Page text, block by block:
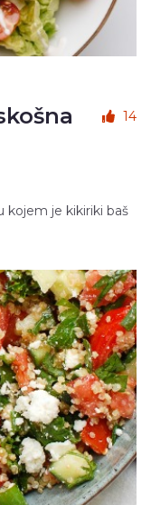
14
kojem je kikiriki baš